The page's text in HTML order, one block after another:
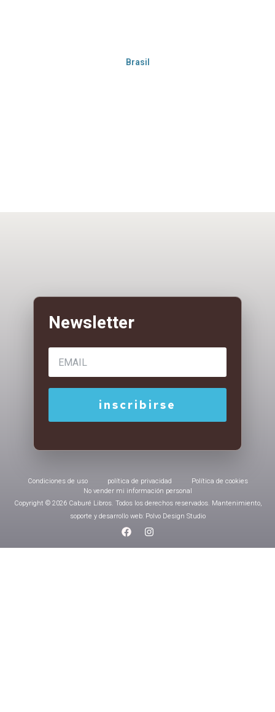
Brasil
Condiciones de uso política de privacidad
Política de cookies
No vender mi información personal
Copyright © 2026 Caburé Libros. Todos los derechos reservados. Mantenimiento,
soporte y desarrollo web: Polvo Design Studio